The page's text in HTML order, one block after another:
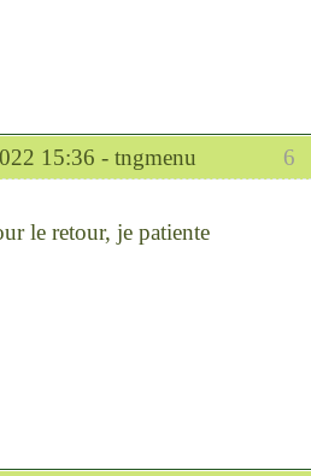
6
15:36 - tngmenu
le retour, je patiente